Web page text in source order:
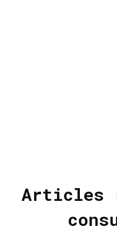
Articles